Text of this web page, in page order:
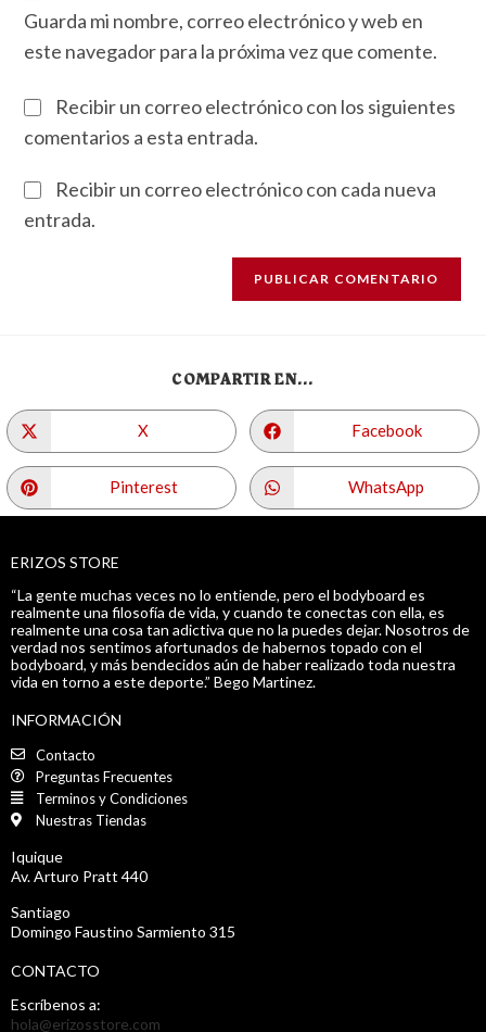
Guarda mi nombre, correo electrónico y web en
este navegador para la próxima vez que comente.
Recibir un correo electrónico con los siguientes
comentarios a esta entrada.
Recibir un correo electrónico con cada nueva
entrada.
COMPARTIR EN...
X Facebook
Pinterest WhatsApp
ERIZOS STORE
“La gente muchas veces no lo entiende, pero el bodyboard es
realmente una filosofía de vida, y cuando te conectas con ella, es
realmente una cosa tan adictiva que no la puedes dejar. Nosotros de
verdad nos sentimos afortunados de habernos topado con el
bodyboard, y más bendecidos aún de haber realizado toda nuestra
vida en torno a este deporte.” Bego Martinez.
INFORMACIÓN
Contacto
Preguntas Frecuentes
Terminos y Condiciones
Nuestras Tiendas
Iquique
Av. Arturo Pratt 440
Santiago
Domingo Faustino Sarmiento 315
CONTACTO
Escríbenos a:
hola@erizosstore.com